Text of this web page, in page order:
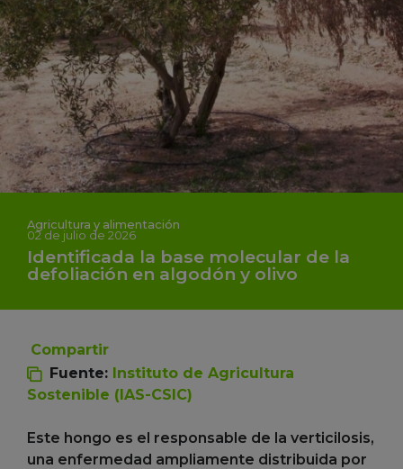
Agricultura y alimentación
02 de julio de 2026
Identificada la base molecular de la
defoliación en algodón y olivo
Compartir
Fuente: Instituto de Agricultura
Sostenible (IAS-CSIC)
Este hongo es el responsable de la verticilosis,
una enfermedad ampliamente distribuida por